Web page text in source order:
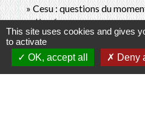
Cesu : questions du
Urssaf
Contrat de travail d'un
open_in_new
Urssaf
This site uses cookies and gives
to activate
OK, accept all
Deny